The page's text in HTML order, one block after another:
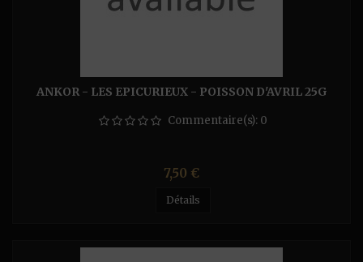
ANKOR - LES EPICURIEUX - POISSON D'AVRIL 25G
Commentaire(s): 0
Prix
7,50 €
Détails